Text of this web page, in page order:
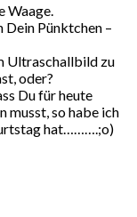
Waage.
Pünktchen –
Ultraschallbild zu
oder?
Du für heute
musst, so habe ich
hat……….;o)